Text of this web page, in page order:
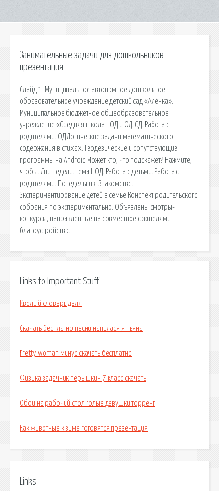
Занимательные задачи для дошкольников
презентация
Слайд 1. Муниципальное автономное дошкольное
образовательное учреждение детский сад «Алёнка».
Муниципальное бюджетное общеобразовательное
учреждение «Средняя школа НОД и ОД. СД. Работа с
родителями. ОД Логические задачи математического
содержания в стихах. Геодезические и сопутствующие
программы на Android Может кто, что подскажет? Нажмите,
чтобы. Дни недели. тема НОД. Работа с детьми. Работа с
родителями. Понедельник. Знакомство.
Экспериментирование детей в семье Конспект родительского
собрания по экспериментально. Объявлены смотры-
конкурсы, направленные на совместное с жителями
благоустройство.
Links to Important Stuff
Квелый словарь даля
Скачать бесплатно песни напилася я пьяна
Pretty woman минус скачать бесплатно
Физика задачник перышкин 7 класс скачать
Обои на рабочий стол голые девушки торрент
Как животные к зиме готовятся презентация
Links